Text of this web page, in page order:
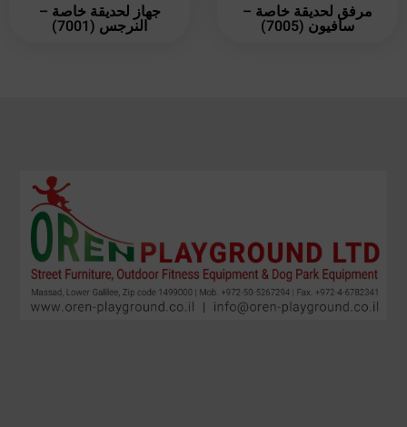
مرفق لحديقة خاصة –
سافيون (7005)
جهاز لحديقة خاصة –
النرجس (7001)